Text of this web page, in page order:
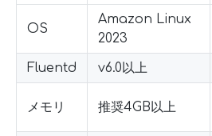
OS
Amazon Linux
2023
Fluentd v6.0以上
メモリ 推奨4GB以上